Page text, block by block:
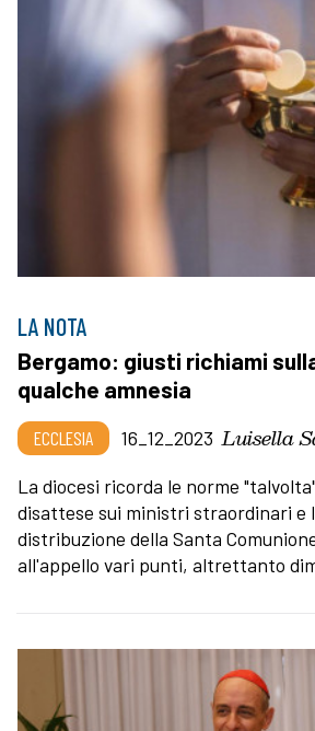
LA NOTA
Bergamo: giusti richiami
qualche amnesia
ECCLESIA 16_12_2023 Luisella
La diocesi ricorda le norme
disattese sui ministri straordinari e
distribuzione della Santa
all'appello vari punti, altrettanto